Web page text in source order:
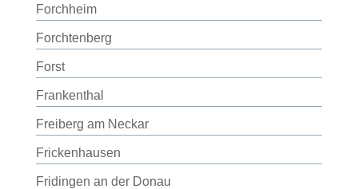
Forchheim
Forchtenberg
Forst
Frankenthal
Freiberg am Neckar
Frickenhausen
Fridingen an der Donau